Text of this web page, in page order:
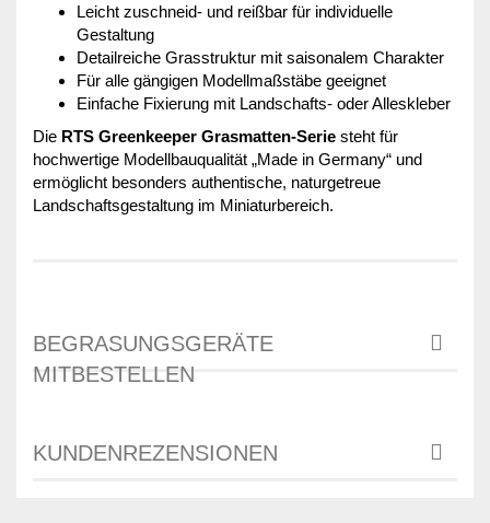
Leicht zuschneid- und reißbar für individuelle
Gestaltung
Detailreiche Grasstruktur mit saisonalem Charakter
Für alle gängigen Modellmaßstäbe geeignet
Einfache Fixierung mit Landschafts- oder Alleskleber
Die RTS Greenkeeper Grasmatten-Serie steht für
hochwertige Modellbauqualität „Made in Germany“ und
ermöglicht besonders authentische, naturgetreue
Landschaftsgestaltung im Miniaturbereich.
BEGRASUNGSGERÄTE
MITBESTELLEN
KUNDENREZENSIONEN